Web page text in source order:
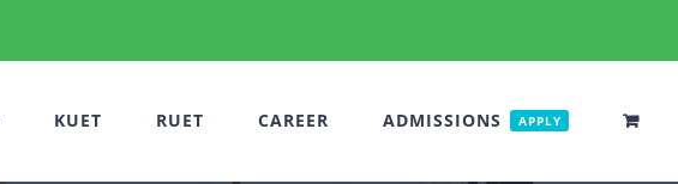
KUET RUET CAREER ADMISSIONS APPLY